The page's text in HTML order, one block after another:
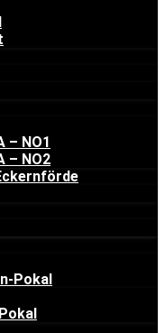
– NO1
– NO2
Pokal